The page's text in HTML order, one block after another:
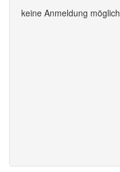
keine Anmeldung möglich